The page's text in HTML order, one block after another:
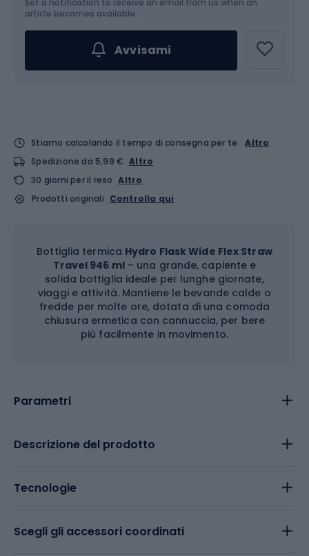
Set a notification to receive an email from us when an
article becomes available.
Avvisami
Stiamo calcolando il tempo di consegna per te
Altro
Spedizione da 5,99 € Altro
30 giorni per il reso Altro
Prodotti originali Controlla qui
Bottiglia termica Hydro Flask Wide Flex Straw
Travel 946 ml– una grande, capiente e
solida bottiglia ideale per lunghe giornate,
viaggi e attività. Mantiene le bevande calde o
fredde per molte ore, dotata di una comoda
chiusura ermetica con cannuccia, per bere
più facilmente in movimento.
Parametri
Descrizione del prodotto
Tecnologie
Scegli gli accessori coordinati